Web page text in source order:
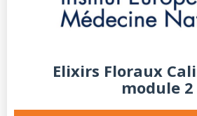
Elixirs Floraux
module 2